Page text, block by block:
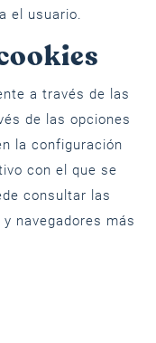
el usuario.
a través de las
de las opciones
la configuración
con el que se
consultar las
navegadores más